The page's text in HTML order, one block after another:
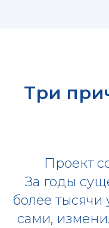
Три
Проект
За годы
более тысячи
сами,